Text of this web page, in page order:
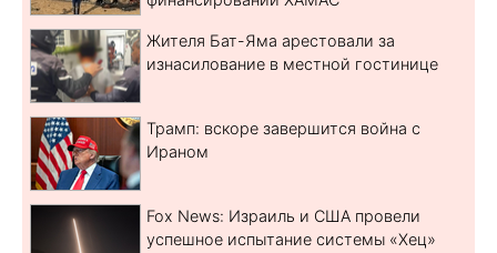
Жителя Бат-Яма арестовали за
изнасилование в местной гостинице
Трамп: вскоре завершится война с
Ираном
Fox News: Израиль и США провели
успешное испытание системы «Хец»